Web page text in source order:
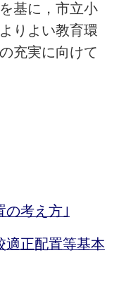
基に，市立小
りよい教育環
充実に向けて
の考え方｣
適正配置等基本